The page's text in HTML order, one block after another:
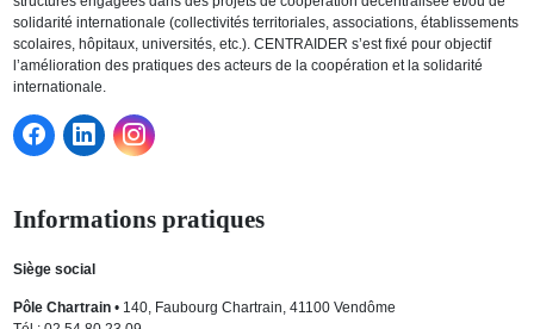
solidarité internationale (collectivités territoriales, associations, établissements
scolaires, hôpitaux, universités, etc.). CENTRAIDER s’est fixé pour objectif
l’amélioration des pratiques des acteurs de la coopération et la solidarité
internationale.
Informations pratiques
Siège social
Pôle Chartrain• 140, Faubourg Chartrain, 41100 Vendôme